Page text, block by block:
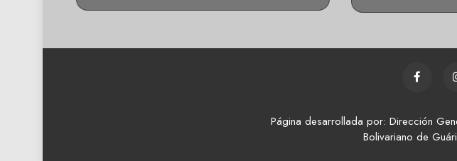
Página desarrollada por: Dirección
Bolivariano de